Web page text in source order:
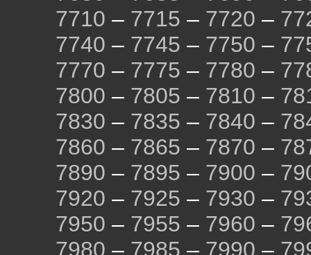
7710 – 7715 – 7720 –
7740 – 7745 – 7750 –
7770 – 7775 – 7780 –
7800 – 7805 – 7810 –
7830 – 7835 – 7840 –
7860 – 7865 – 7870 –
7890 – 7895 – 7900 –
7920 – 7925 – 7930 –
7950 – 7955 – 7960 –
7980 – 7985 – 7990 –